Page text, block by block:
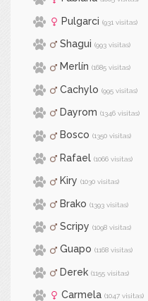
Pulgarci (931 visitas)
Shagui (993 visitas)
Merlín (1685 visitas)
Cachylo (995 visitas)
Dayrom (1346 visitas)
Bosco (1350 visitas)
Rafael (1066 visitas)
Kiry (1030 visitas)
Brako (1393 visitas)
Scripy (1098 visitas)
Guapo (1168 visitas)
Derek (1155 visitas)
Carmela (1047 visitas)